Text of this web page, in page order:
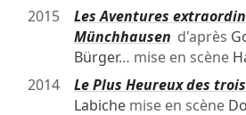
2015
Les Aventures
Münchhausen d'après
Bürger… mise en scène
2014
Le Plus Heureux des trois
Labichemise en scène